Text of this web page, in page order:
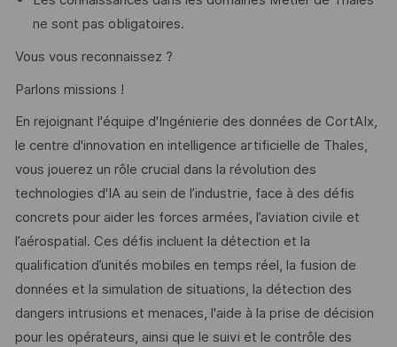
ne sont pas obligatoires.
Vous vous reconnaissez ?
Parlons missions !
En rejoignant l'équipe d'Ingénierie des données de CortAIx,
le centre d'innovation en intelligence artificielle de Thales,
vous jouerez un rôle crucial dans la révolution des
technologies d'IA au sein de l’industrie, face à des défis
concrets pour aider les forces armées, l’aviation civile et
l’aérospatial. Ces défis incluent la détection et la
qualification d’unités mobiles en temps réel, la fusion de
données et la simulation de situations, la détection des
dangers intrusions et menaces, l'aide à la prise de décision
pour les opérateurs, ainsi que le suivi et le contrôle des